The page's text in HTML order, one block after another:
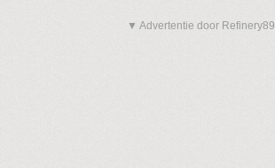
▼ Advertentie door Refinery89